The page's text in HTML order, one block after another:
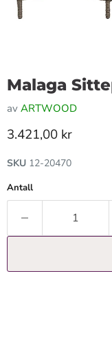
Malaga
av ARTWOOD
Gjeldende pris
3.421,00 kr
SKU 12-20470
Antall